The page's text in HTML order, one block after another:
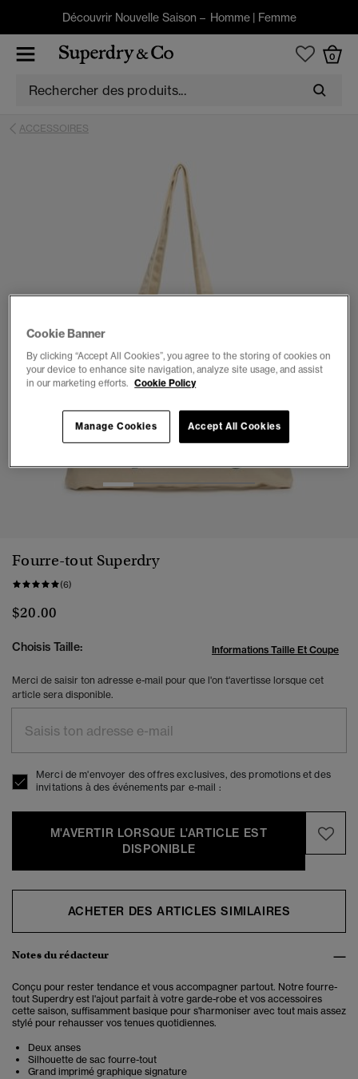
Découvrir Nouvelle Saison – Homme| Femme
0
ACCESSOIRES
1 2 3 4 5
Fourre-tout Superdry
(6)
$20.00
Choisis Taille: Informations Taille Et Coupe
Merci de saisir ton adresse e-mail pour que l'on t'avertisse lorsque cet
article sera disponible.
Merci de m'envoyer des offres exclusives, des promotions et des
invitations à des événements par e-mail :
M'AVERTIR LORSQUE L'ARTICLE EST
DISPONIBLE
ACHETER DES ARTICLES SIMILAIRES
Notes du rédacteur
Conçu pour rester tendance et vous accompagner partout. Notre fourre-
tout Superdry est l'ajout parfait à votre garde-robe et vos accessoires
cette saison, suffisamment basique pour s'harmoniser avec tout mais assez
stylé pour rehausser vos tenues quotidiennes.
Deux anses
Silhouette de sac fourre-tout
Grand imprimé graphique signature
Cookie Banner
By clicking “Accept All Cookies”, you agree to the storing of cookies on
your device to enhance site navigation, analyze site usage, and assist
in our marketing efforts. Cookie Policy
Accept All Cookies
Manage Cookies